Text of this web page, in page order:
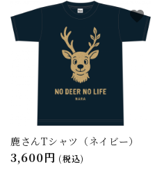
鹿さんTシャツ（ネイビー）
3,600円 (税込)
favorite